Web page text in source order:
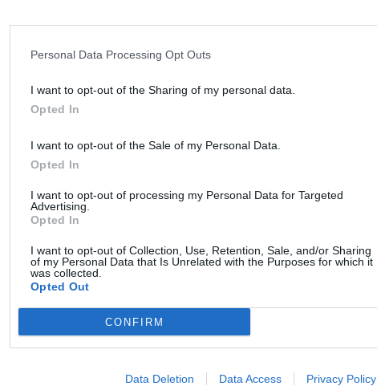
Personal Data Processing Opt Outs
I want to opt-out of the Sharing of my personal data.
Opted In
I want to opt-out of the Sale of my Personal Data.
Opted In
I want to opt-out of processing my Personal Data for Targeted
Advertising.
Opted In
I want to opt-out of Collection, Use, Retention, Sale, and/or Sharing
of my Personal Data that Is Unrelated with the Purposes for which it
was collected.
Opted Out
CONFIRM
Data Deletion Data Access Privacy Policy